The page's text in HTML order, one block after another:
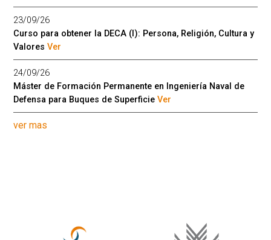
23/09/26
Curso para obtener la DECA (I): Persona, Religión, Cultura y
ValoresVer
24/09/26
Máster de Formación Permanente en Ingeniería Naval de
Defensa para Buques de SuperficieVer
ver mas